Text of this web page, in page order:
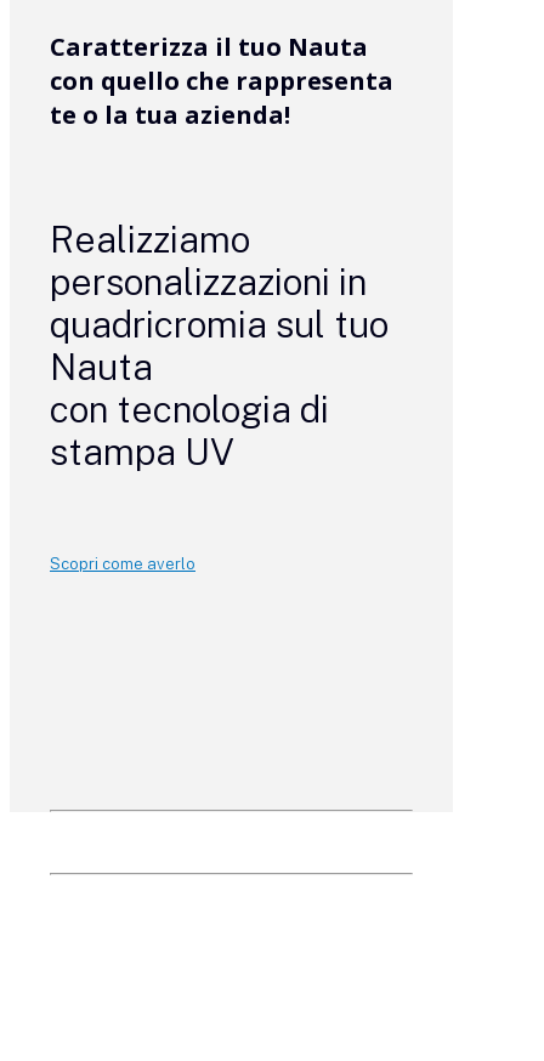
Caratterizza il tuo Nauta
con quello che rappresenta
te o la tua azienda!
Realizziamo
personalizzazioni in
quadricromia sul tuo
Nauta
con tecnologia di
stampa UV
Scopri come averlo